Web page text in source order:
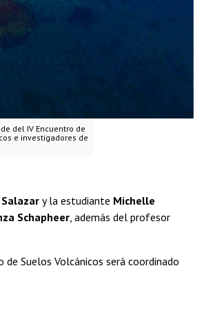
del IV Encuentro de
e investigadores de
y la estudiante Michelle
Schapheer, además del profesor
de Suelos Volcánicos será coordinado